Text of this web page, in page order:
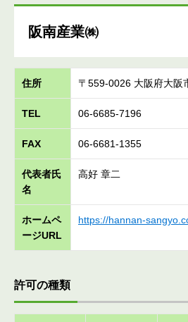
阪南産業㈱
住所 〒559-0026 大阪府大阪
TEL 06-6685-7196
FAX 06-6681-1355
代表者氏
名
高好 章二
ホームペ
ージURL
https://hannan-
許可の種類